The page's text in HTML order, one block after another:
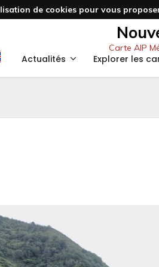
de cookies pour vous
Carte AIP
Actualités Explorer les